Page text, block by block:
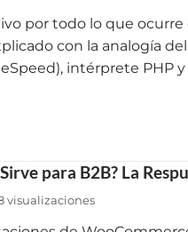
por todo lo que
con la analogía
intérprete PHP
para B2B? La
visualizaciones